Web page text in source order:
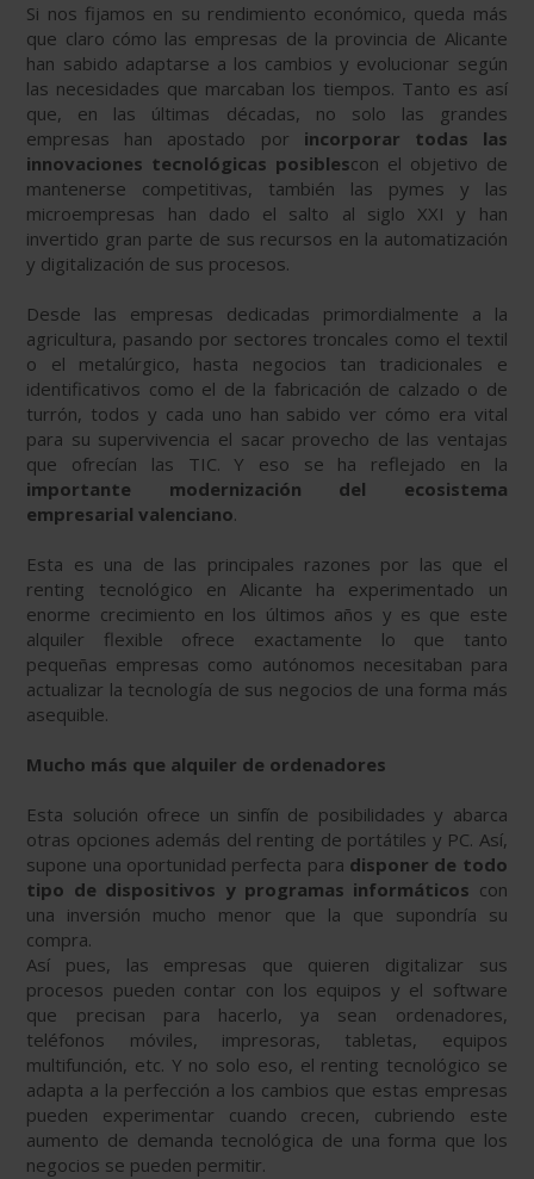
Si nos fijamos en su rendimiento económico, queda más
que claro cómo las empresas de la provincia de Alicante
han sabido adaptarse a los cambios y evolucionar según
las necesidades que marcaban los tiempos. Tanto es así
que, en las últimas décadas, no solo las grandes
empresas han apostado por incorporar todas las
innovaciones tecnológicas posiblescon el objetivo de
mantenerse competitivas, también las pymes y las
microempresas han dado el salto al siglo XXI y han
invertido gran parte de sus recursos en la automatización
y digitalización de sus procesos.
Desde las empresas dedicadas primordialmente a la
agricultura, pasando por sectores troncales como el textil
o el metalúrgico, hasta negocios tan tradicionales e
identificativos como el de la fabricación de calzado o de
turrón, todos y cada uno han sabido ver cómo era vital
para su supervivencia el sacar provecho de las ventajas
que ofrecían las TIC. Y eso se ha reflejado en la
importante modernización del ecosistema
empresarial valenciano.
Esta es una de las principales razones por las que el
renting tecnológico en Alicante ha experimentado un
enorme crecimiento en los últimos años y es que este
alquiler flexible ofrece exactamente lo que tanto
pequeñas empresas como autónomos necesitaban para
actualizar la tecnología de sus negocios de una forma más
asequible.
Mucho más que alquiler de ordenadores
Esta solución ofrece un sinfín de posibilidades y abarca
otras opciones además del renting de portátiles y PC. Así,
supone una oportunidad perfecta para disponer de todo
tipo de dispositivos y programas informáticos con
una inversión mucho menor que la que supondría su
compra.
Así pues, las empresas que quieren digitalizar sus
procesos pueden contar con los equipos y el software
que precisan para hacerlo, ya sean ordenadores,
teléfonos móviles, impresoras, tabletas, equipos
multifunción, etc. Y no solo eso, el renting tecnológico se
adapta a la perfección a los cambios que estas empresas
pueden experimentar cuando crecen, cubriendo este
aumento de demanda tecnológica de una forma que los
negocios se pueden permitir.